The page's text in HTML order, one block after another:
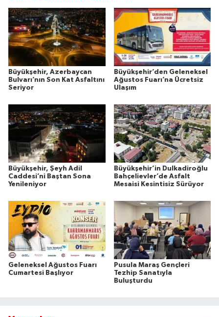
Büyükşehir, Azerbaycan
Bulvarı’nın Son Kat Asfaltını
Seriyor
Büyükşehir’den Geleneksel
Ağustos Fuarı’na Ücretsiz
Ulaşım
Büyükşehir, Şeyh Adil
Caddesi’ni Baştan Sona
Yenileniyor
Büyükşehir’in Dulkadiroğlu
Bahçelievler’de Asfalt
Mesaisi Kesintisiz Sürüyor
Geleneksel Ağustos Fuarı
Cumartesi Başlıyor
Pusula Maraş Gençleri
Tezhip Sanatıyla
Buluşturdu